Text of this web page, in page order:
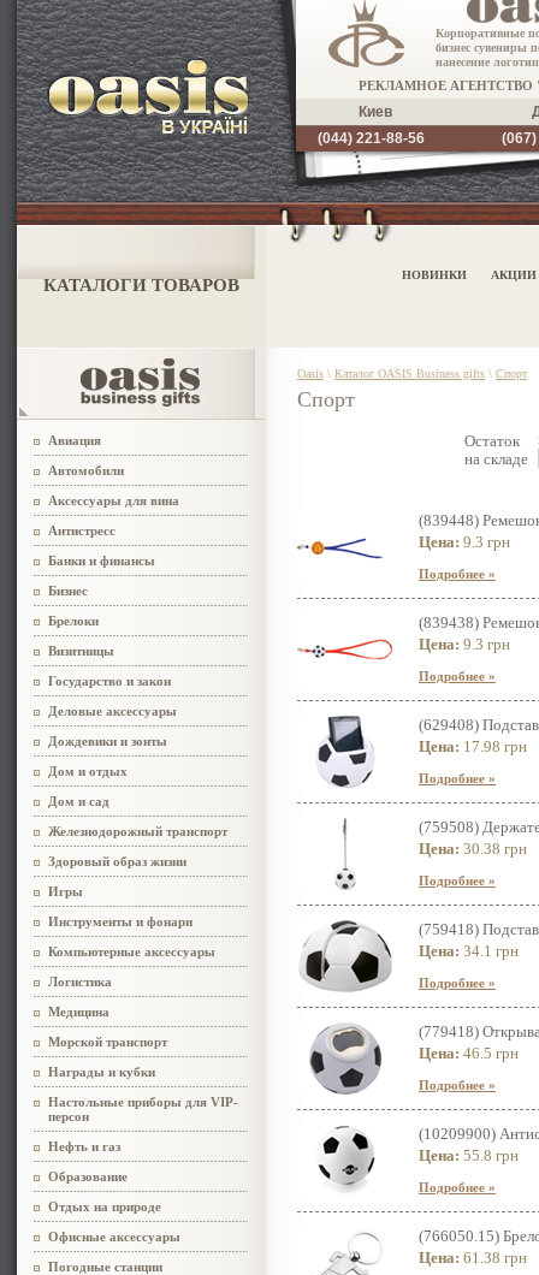
Корпоративные
бизнес сувениры
нанесение
РЕКЛАМНОЕ АГЕНТСТВО
Киев
(044) 221-88-56
КАТАЛОГИ ТОВАРОВ
НОВИНКИ АКЦИИ
Авиация
Автомобили
Аксессуары для вина
Антистресс
Банки и финансы
Бизнес
Брелоки
Визитницы
Государство и закон
Деловые аксессуары
Дождевики и зонты
Дом и отдых
Дом и сад
Железнодорожный транспорт
Здоровый образ жизни
Игры
Инструменты и фонари
Компьютерные аксессуары
Логистика
Медицина
Морской транспорт
Награды и кубки
Настольные приборы для VIP-
персон
Нефть и газ
Образование
Отдых на природе
Офисные аксессуары
Погодные станции
Oasis \ Каталог OASIS Business gifts \ Спорт
Спорт
Остаток
на складе
(839448)
Цена: 9.3 грн
Подробнее »
(839438)
Цена: 9.3 грн
Подробнее »
(629408)
Цена: 17.98 грн
Подробнее »
(759508)
Цена: 30.38 грн
Подробнее »
(759418)
Цена: 34.1 грн
Подробнее »
(779418)
Цена: 46.5 грн
Подробнее »
(10209900)
Цена: 55.8 грн
Подробнее »
(766050.15)
Цена: 61.38 грн